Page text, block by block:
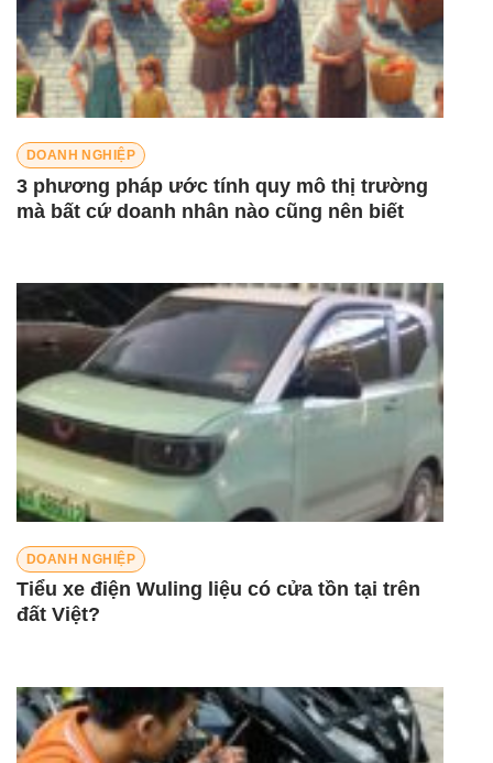
DOANH NGHIỆP
3 phương pháp ước tính quy mô thị trường
mà bất cứ doanh nhân nào cũng nên biết
DOANH NGHIỆP
Tiểu xe điện Wuling liệu có cửa tồn tại trên
đất Việt?